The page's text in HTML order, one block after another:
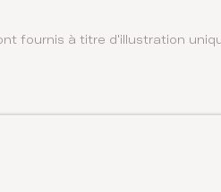
fournis à titre d'illustration